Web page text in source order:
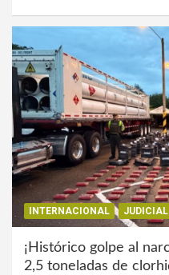
INTERNACIONAL JUDICIAL
¡Histórico golpe al
2,5 toneladas de